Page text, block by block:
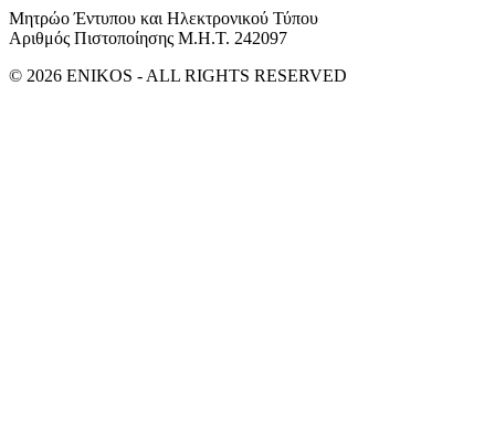
Μητρώο Έντυπου και Ηλεκτρονικού Τύπου
Αριθμός Πιστοποίησης Μ.Η.Τ. 242097
© 2026 ENIKOS - ALL RIGHTS RESERVED